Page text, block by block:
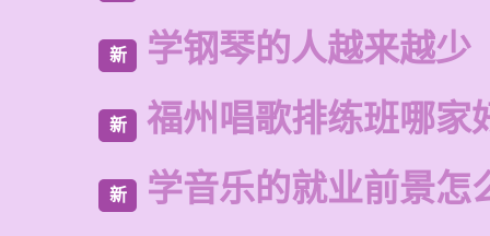
新 学钢琴的人越来越少
新 福州唱歌排练班哪家
新 学音乐的就业前景怎